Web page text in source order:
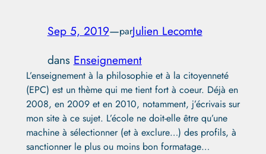
Sep 5, 2019—parJulien Lecomte
dans Enseignement
L’enseignement à la philosophie et à la citoyenneté
(EPC) est un thème qui me tient fort à coeur. Déjà en
2008, en 2009 et en 2010, notamment, j’écrivais sur
mon site à ce sujet. L’école ne doit-elle être qu’une
machine à sélectionner (et à exclure…) des profils, à
sanctionner le plus ou moins bon formatage…